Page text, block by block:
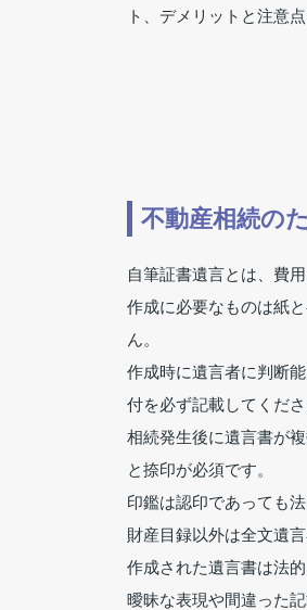
ト、デメリットと注意
不動産相続の
自筆証書遺言とは、費
作成に必要なものは紙
ん。
作成時に遺言者に判断
付を必ず記載してくださ
相続発生後に遺言書が
と捺印が必須です。
印鑑は認印であっても
財産目録以外は全文遺
作成された遺言書は法
曖昧な表現や間違った